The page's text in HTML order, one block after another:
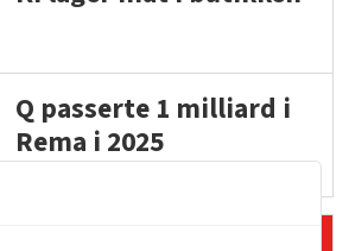
Q passerte 1 milliard i
Rema i 2025